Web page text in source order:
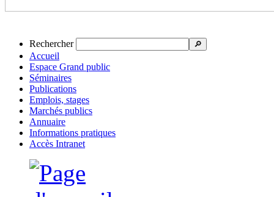
Rechercher 🔎
Accueil
Espace Grand public
Séminaires
Publications
Emplois, stages
Marchés publics
Annuaire
Informations pratiques
Accès Intranet